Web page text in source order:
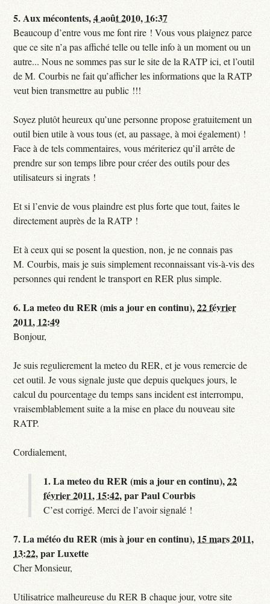
5.Aux mécontents,4 août 2010, 16:37
Beaucoup d’entre vous me font rire ! Vous vous plaignez parce
que ce site n’a pas affiché telle ou telle info à un moment ou un
autre... Nous ne sommes pas sur le site de la RATP ici, et l’outil
de M. Courbis ne fait qu’afficher les informations que la RATP
veut bien transmettre au public !!!
Soyez plutôt heureux qu’une personne propose gratuitement un
outil bien utile à vous tous (et, au passage, à moi également) !
Face à de tels commentaires, vous mériteriez qu’il arrête de
prendre sur son temps libre pour créer des outils pour des
utilisateurs si ingrats !
Et si l’envie de vous plaindre est plus forte que tout, faites le
directement auprès de la RATP !
Et à ceux qui se posent la question, non, je ne connais pas
M. Courbis, mais je suis simplement reconnaissant vis-à-vis des
personnes qui rendent le transport en RER plus simple.
6.La meteo du RER (mis a jour en continu),22 février
2011, 12:49
Bonjour,
Je suis regulierement la meteo du RER, et je vous remercie de
cet outil. Je vous signale juste que depuis quelques jours, le
calcul du pourcentage du temps sans incident est interrompu,
vraisemblablement suite a la mise en place du nouveau site
RATP.
Cordialement,
1.La meteo du RER (mis a jour en continu),22
février 2011, 15:42,parPaul Courbis
C’est corrigé. Merci de l’avoir signalé !
7.La météo du RER (mis à jour en continu), 15 mars 2011,
13:22,parLuxette
Cher Monsieur,
Utilisatrice malheureuse du RER B chaque jour, votre site